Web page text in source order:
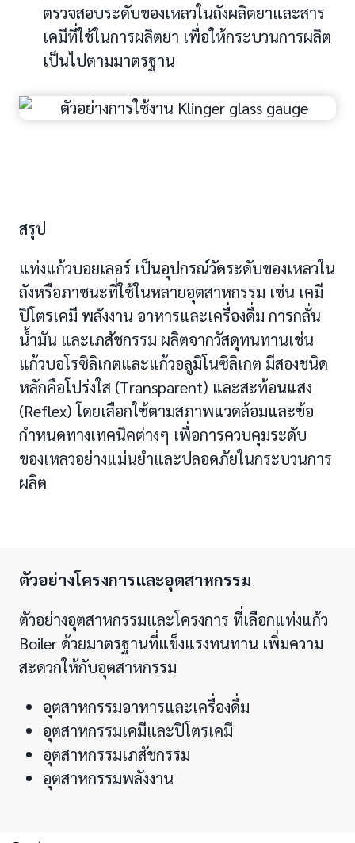
ตรวจสอบระดับของเหลวในถังผลิตยาและสาร
เคมีที่ใช้ในการผลิตยา เพื่อให้กระบวนการผลิต
เป็นไปตามมาตรฐาน
สรุป
แท่งแก้วบอยเลอร์ เป็นอุปกรณ์วัดระดับของเหลวใน
ถังหรือภาชนะที่ใช้ในหลายอุตสาหกรรม เช่น เคมี
ปิโตรเคมี พลังงาน อาหารและเครื่องดื่ม การกลั่น
น้ำมัน และเภสัชกรรม ผลิตจากวัสดุทนทานเช่น
แก้วบอโรซิลิเกตและแก้วอลูมิโนซิลิเกต มีสองชนิด
หลักคือโปร่งใส (Transparent) และสะท้อนแสง
(Reflex) โดยเลือกใช้ตามสภาพแวดล้อมและข้อ
กำหนดทางเทคนิคต่างๆ เพื่อการควบคุมระดับ
ของเหลวอย่างแม่นยำและปลอดภัยในกระบวนการ
ผลิต
ตัวอย่างโครงการและอุตสาหกรรม
ตัวอย่างอุตสาหกรรมและโครงการ ที่เลือกแท่งแก้ว
Boiler ด้วยมาตรฐานที่แข็งแรงทนทาน เพิ่มความ
สะดวกให้กับอุตสาหกรรม
อุตสาหกรรมอาหารและเครื่องดื่ม
อุตสาหกรรมเคมีและปิโตรเคมี
อุตสาหกรรมเภสัชกรรม
อุตสาหกรรมพลังงาน